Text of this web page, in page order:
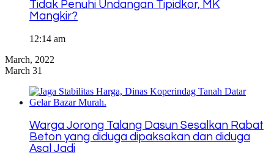
Tidak Penuhi Undangan Tipidkor, MK
Mangkir?
12:14 am
March, 2022
March 31
Warga Jorong Talang Dasun Sesalkan Rabat
Beton yang diduga dipaksakan dan diduga
Asal Jadi